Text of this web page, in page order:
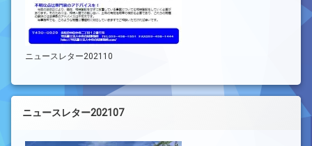
ニュースレター202110
ニュースレター202107